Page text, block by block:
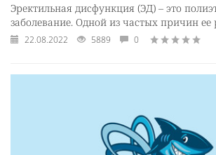
Эректильная дисфункция (ЭД) – это
заболевание. Одной из частых причин ее
22.08.2022 5889 0